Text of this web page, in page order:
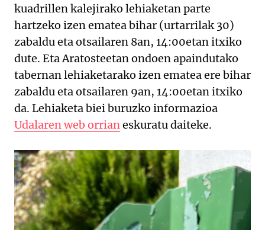
kuadrillen kalejirako lehiaketan parte
hartzeko izen ematea bihar (urtarrilak 30)
zabaldu eta otsailaren 8an, 14:00etan itxiko
dute. Eta Aratosteetan ondoen apaindutako
tabernan lehiaketarako izen ematea ere bihar
zabaldu eta otsailaren 9an, 14:00etan itxiko
da. Lehiaketa biei buruzko informazioa
Udalaren web orrianeskuratu daiteke.